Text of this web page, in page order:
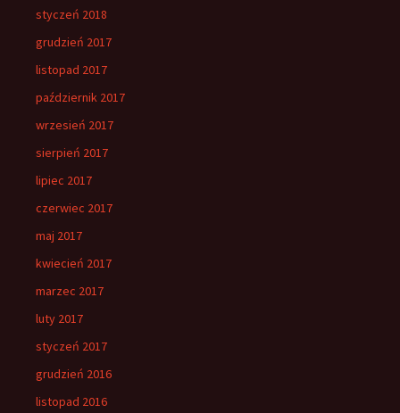
styczeń 2018
grudzień 2017
listopad 2017
październik 2017
wrzesień 2017
sierpień 2017
lipiec 2017
czerwiec 2017
maj 2017
kwiecień 2017
marzec 2017
luty 2017
styczeń 2017
grudzień 2016
listopad 2016